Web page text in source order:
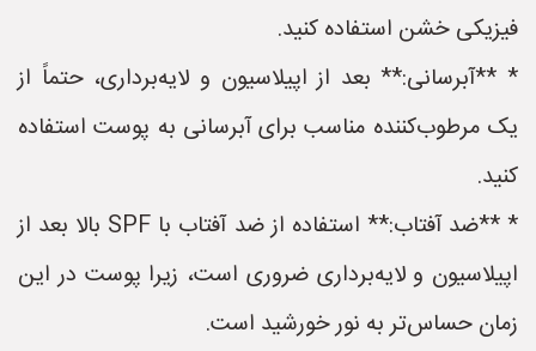
فیزیکی خشن استفاده کنید.
* **آبرسانی:** بعد از اپیلاسیون و لایه‌برداری، حتماً از
یک مرطوب‌کننده مناسب برای آبرسانی به پوست استفاده
کنید.
* **ضد آفتاب:** استفاده از ضد آفتاب با SPF بالا بعد از
اپیلاسیون و لایه‌برداری ضروری است، زیرا پوست در این
زمان حساس‌تر به نور خورشید است.